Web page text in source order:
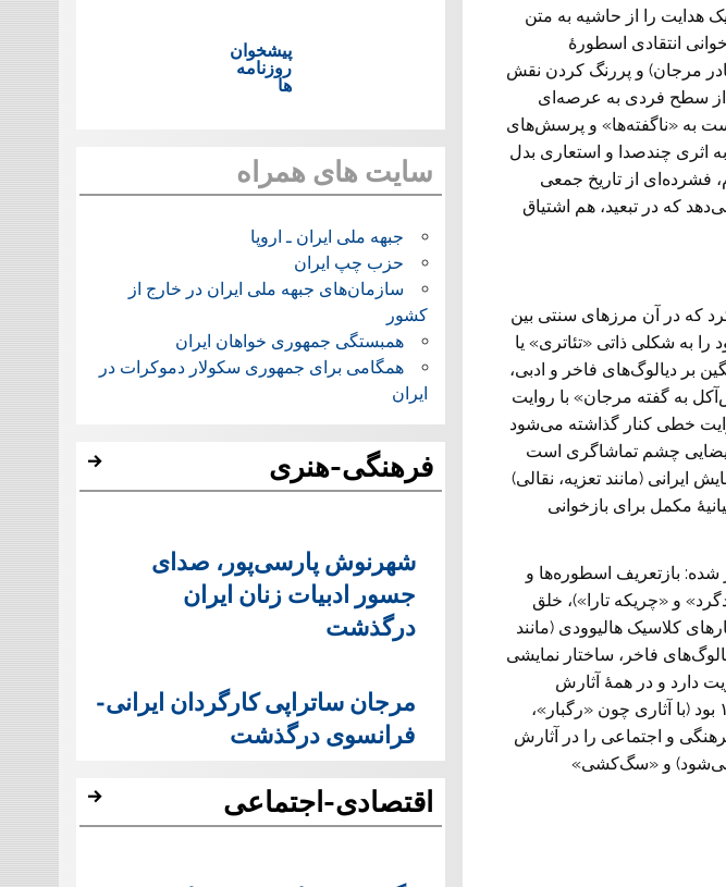
هدایت را از حاشیه به متن
انتقادی اسطورهٔ
مرجان) و پررنگ کردن نقش
از سطح فردی به عرصه‌ای
به «ناگفته‌ها» و پرسش‌های
اثری چندصدا و استعاری بدل
فشرده‌ای از تاریخ جمعی
که در تبعید، هم اشتیاق
که در آن مرزهای سنتی بین
به شکلی ذاتی «تئاتری» یا
بر دیالوگ‌های فاخر و ادبی،
به گفته مرجان» با روایت
خطی کنار گذاشته می‌شود
بیضایی چشم تماشاگری است
(مانند تعزیه، نقالی)
مکمل برای بازخوانی
شده: بازتعریف اسطوره‌ها و
و «چریکه تارا»)، خلق
کلاسیک هالیوودی (مانند
فاخر، ساختار نمایشی
دارد و در همهٔ آثارش
مشهود است. بیضایی همچنین از پایه‌گذاران موج نوی سینمای ایران در دهه‌های ۱۳۴۰ و ۱۳۵۰ بود (با آثاری چون «رگبار»،
و اجتماعی را در آثارش
می‌شود) و «سگ‌کشی»
پیشخوان
روزنامه
ها
سایت های همراه
جبهه ملی ایران ـ اروپا
حزب چپ ایران
سازمان‌های جبهه ملی ایران در خارج از
کشور
همبستگی جمهوری خواهان ایران
همگامی برای جمهوری سکولار دموکرات در
ایران
فرهنگی-هنری
شهرنوش پارسی‌پور، صدای
جسور ادبیات زنان ایران
درگذشت
مرجان ساتراپی کارگردان ایرانی-
فرانسوی درگذشت
اقتصادی-اجتماعی